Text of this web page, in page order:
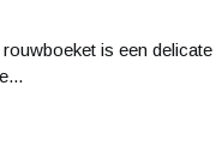
is een delicate